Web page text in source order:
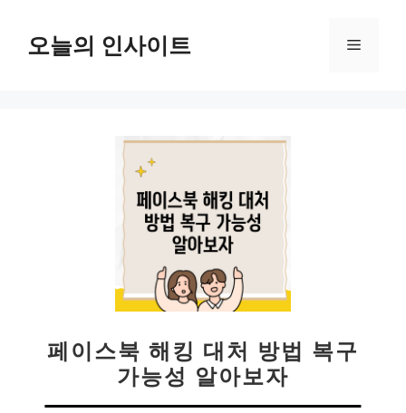
오늘의 인사이트 메
페이스북 해킹 대처 방법 복구
가능성 알아보자